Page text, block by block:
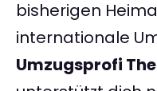
bisherigen
internationale
Umzugsprofi